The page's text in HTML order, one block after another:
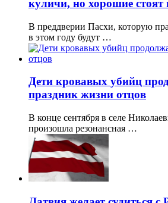
куличи, но хорошие стоят
В преддверии Пасхи, которую
в этом году будут …
Дети кровавых убийц
праздник жизни отцов
В конце сентября в селе
произошла резонансная …